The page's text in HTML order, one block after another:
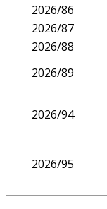
2026/86
2026/87
2026/88
2026/89
2026/94
2026/95